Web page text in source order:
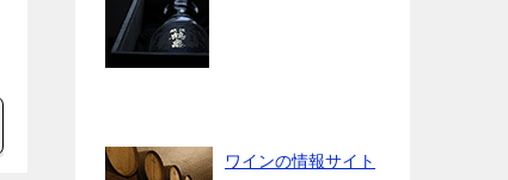
ワインの情報サイト